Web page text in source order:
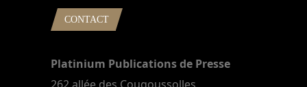
CONTACT
Platinium Publications de Presse